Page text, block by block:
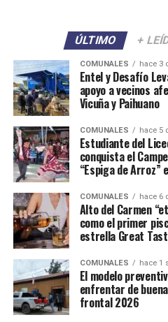
ÚLTIMO +
COMUNALES hace 3
Entel y Desafío
apoyo a vecinos
Vicuña y Paihuano
COMUNALES hace 5
Estudiante del
conquista el
“Espiga de Arroz”
COMUNALES hace 6
Alto del Carmen
como el primer
estrella Great
COMUNALES hace 1
El modelo
enfrentar de
frontal 2026